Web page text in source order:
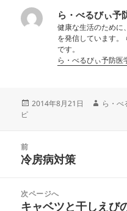
ら・べるびぃ予
健康な生活のために
を発信しています。
です。
ら・べるびぃ予防
投
2014年8月21日
作
ら・べ
ピ
前
前
投
稿:
冷房病対策
次ページへ
次
キャベツと干しえび